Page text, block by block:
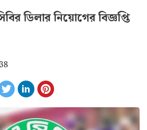
ডিলার নিয়োগের বিজ্ঞপ্তি